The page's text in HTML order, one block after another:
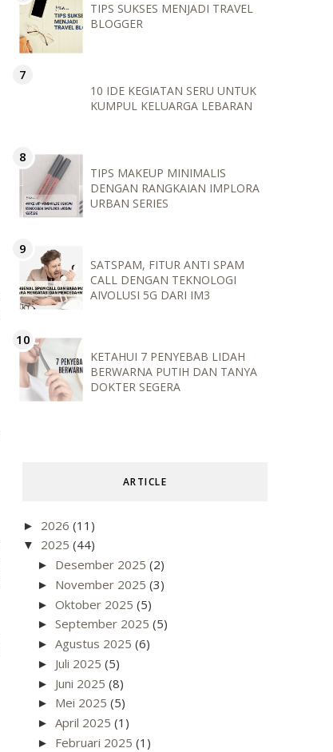
TIPS SUKSES MENJADI TRAVEL
BLOGGER
10 IDE KEGIATAN SERU UNTUK
KUMPUL KELUARGA LEBARAN
TIPS MAKEUP MINIMALIS
DENGAN RANGKAIAN IMPLORA
URBAN SERIES
SATSPAM, FITUR ANTI SPAM
CALL DENGAN TEKNOLOGI
AIVOLUSI 5G DARI IM3
KETAHUI 7 PENYEBAB LIDAH
BERWARNA PUTIH DAN TANYA
DOKTER SEGERA
ARTICLE
► 2026(11)
▼ 2025(44)
► Desember 2025(2)
► November 2025(3)
►Oktober 2025(5)
►September 2025(5)
►Agustus 2025(6)
► Juli 2025(5)
► Juni 2025(8)
► Mei 2025(5)
►April 2025(1)
► Februari 2025(1)